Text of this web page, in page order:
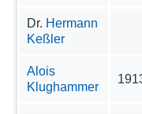
Dr. Hermann
Keßler
Alois
Klughammer